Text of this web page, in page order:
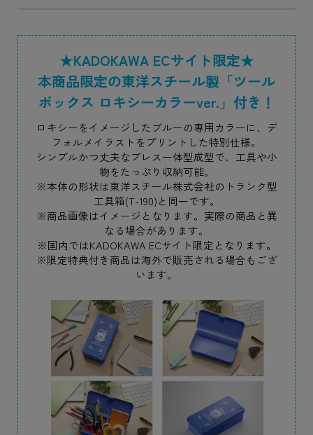
★KADOKAWA ECサイト限定★
本商品限定の東洋スチール製「ツール
ボックス ロキシーカラーver.」付き！
ロキシーをイメージしたブルーの専用カラーに、デ
フォルメイラストをプリントした特別仕様。
シンプルかつ丈夫なプレス一体型成型で、工具や小
物をたっぷり収納可能。
※本体の形状は東洋スチール株式会社のトランク型
工具箱(T-190)と同一です。
※商品画像はイメージとなります。実際の商品と異
なる場合があります。
※国内ではKADOKAWA ECサイト限定となります。
※限定特典付き商品は海外で販売される場合もござ
います。